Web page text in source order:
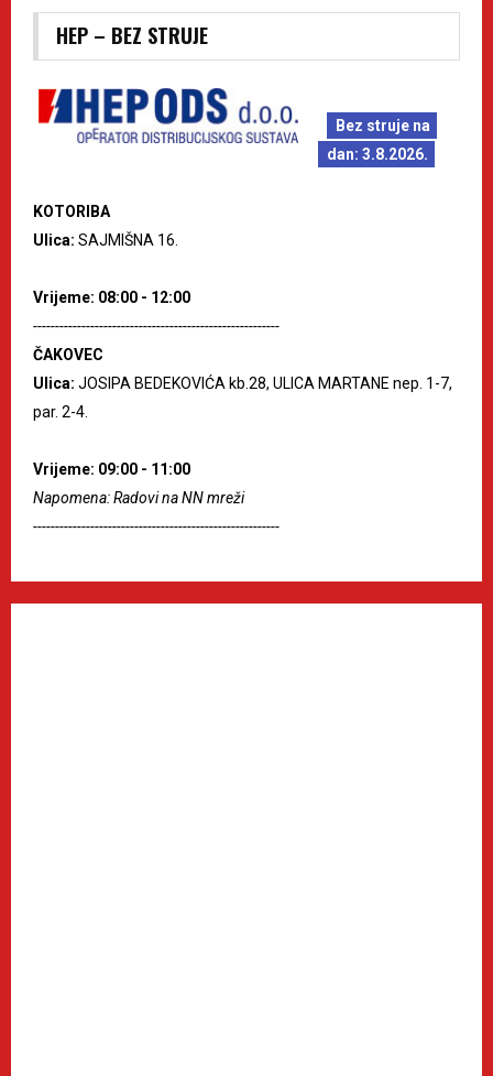
HEP – BEZ STRUJE
Bez struje na
dan: 3.8.2026.
KOTORIBA
Ulica: SAJMIŠNA 16.
Vrijeme: 08:00 - 12:00
--------------------------------------------------------
ČAKOVEC
Ulica: JOSIPA BEDEKOVIĆA kb.28, ULICA MARTANE nep. 1-7,
par. 2-4.
Vrijeme: 09:00 - 11:00
Napomena: Radovi na NN mreži
--------------------------------------------------------